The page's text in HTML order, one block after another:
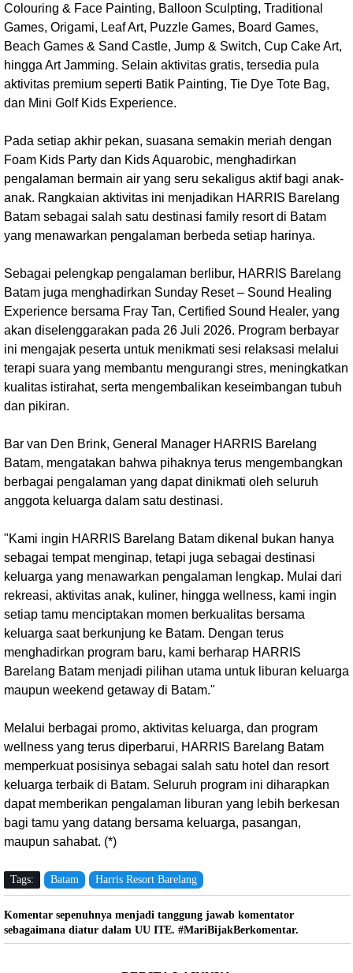
Colouring & Face Painting, Balloon Sculpting, Traditional
Games, Origami, Leaf Art, Puzzle Games, Board Games,
Beach Games & Sand Castle, Jump & Switch, Cup Cake Art,
hingga Art Jamming. Selain aktivitas gratis, tersedia pula
aktivitas premium seperti Batik Painting, Tie Dye Tote Bag,
dan Mini Golf Kids Experience.
Pada setiap akhir pekan, suasana semakin meriah dengan
Foam Kids Party dan Kids Aquarobic, menghadirkan
pengalaman bermain air yang seru sekaligus aktif bagi anak-
anak. Rangkaian aktivitas ini menjadikan HARRIS Barelang
Batam sebagai salah satu destinasi family resort di Batam
yang menawarkan pengalaman berbeda setiap harinya.
Sebagai pelengkap pengalaman berlibur, HARRIS Barelang
Batam juga menghadirkan Sunday Reset – Sound Healing
Experience bersama Fray Tan, Certified Sound Healer, yang
akan diselenggarakan pada 26 Juli 2026. Program berbayar
ini mengajak peserta untuk menikmati sesi relaksasi melalui
terapi suara yang membantu mengurangi stres, meningkatkan
kualitas istirahat, serta mengembalikan keseimbangan tubuh
dan pikiran.
Bar van Den Brink, General Manager HARRIS Barelang
Batam, mengatakan bahwa pihaknya terus mengembangkan
berbagai pengalaman yang dapat dinikmati oleh seluruh
anggota keluarga dalam satu destinasi.
"Kami ingin HARRIS Barelang Batam dikenal bukan hanya
sebagai tempat menginap, tetapi juga sebagai destinasi
keluarga yang menawarkan pengalaman lengkap. Mulai dari
rekreasi, aktivitas anak, kuliner, hingga wellness, kami ingin
setiap tamu menciptakan momen berkualitas bersama
keluarga saat berkunjung ke Batam. Dengan terus
menghadirkan program baru, kami berharap HARRIS
Barelang Batam menjadi pilihan utama untuk liburan keluarga
maupun weekend getaway di Batam."
Melalui berbagai promo, aktivitas keluarga, dan program
wellness yang terus diperbarui, HARRIS Barelang Batam
memperkuat posisinya sebagai salah satu hotel dan resort
keluarga terbaik di Batam. Seluruh program ini diharapkan
dapat memberikan pengalaman liburan yang lebih berkesan
bagi tamu yang datang bersama keluarga, pasangan,
maupun sahabat. (*)
Tags: Batam Harris Resort Barelang
Komentar sepenuhnya menjadi tanggung jawab komentator
sebagaimana diatur dalam UU ITE. #MariBijakBerkomentar.